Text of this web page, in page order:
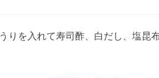
りを入れて寿司酢、白だし、塩昆